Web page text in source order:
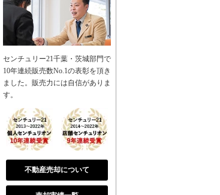
センチュリー21千葉・茨城部門で
10年連続販売数No.1の表彰を頂き
ました。販売力には自信がありま
す。
不動産売却について